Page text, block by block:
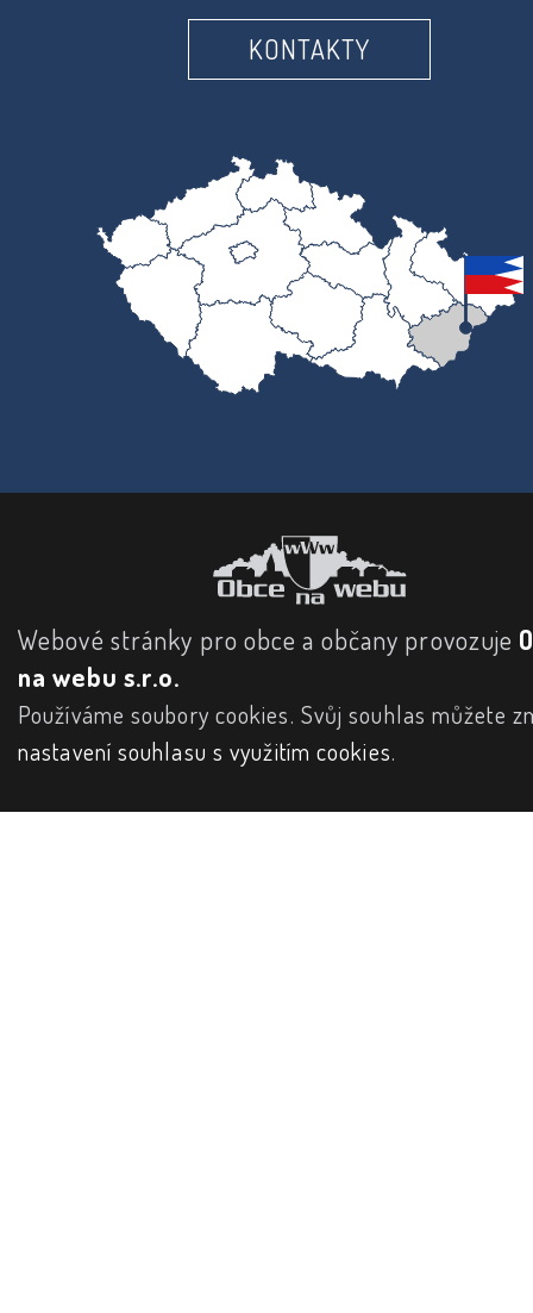
KONTAKTY
Webové stránky pro obce a občany provozuje
na webu s.r.o.
Používáme soubory cookies. Svůj souhlas můžete
nastavení souhlasu s využitím cookies.